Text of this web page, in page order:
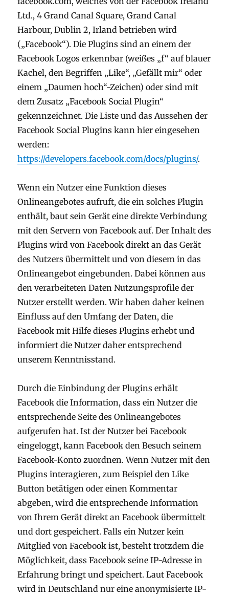
Ltd., 4 Grand Canal Square, Grand Canal
Harbour, Dublin 2, Irland betrieben wird
(„Facebook“). Die Plugins sind an einem der
Facebook Logos erkennbar (weißes „f“ auf blauer
Kachel, den Begriffen „Like“, „Gefällt mir“ oder
einem „Daumen hoch“-Zeichen) oder sind mit
dem Zusatz „Facebook Social Plugin“
gekennzeichnet. Die Liste und das Aussehen der
Facebook Social Plugins kann hier eingesehen
werden:
https://developers.facebook.com/docs/plugins/.
Wenn ein Nutzer eine Funktion dieses
Onlineangebotes aufruft, die ein solches Plugin
enthält, baut sein Gerät eine direkte Verbindung
mit den Servern von Facebook auf. Der Inhalt des
Plugins wird von Facebook direkt an das Gerät
des Nutzers übermittelt und von diesem in das
Onlineangebot eingebunden. Dabei können aus
den verarbeiteten Daten Nutzungsprofile der
Nutzer erstellt werden. Wir haben daher keinen
Einfluss auf den Umfang der Daten, die
Facebook mit Hilfe dieses Plugins erhebt und
informiert die Nutzer daher entsprechend
unserem Kenntnisstand.
Durch die Einbindung der Plugins erhält
Facebook die Information, dass ein Nutzer die
entsprechende Seite des Onlineangebotes
aufgerufen hat. Ist der Nutzer bei Facebook
eingeloggt, kann Facebook den Besuch seinem
Facebook-Konto zuordnen. Wenn Nutzer mit den
Plugins interagieren, zum Beispiel den Like
Button betätigen oder einen Kommentar
abgeben, wird die entsprechende Information
von Ihrem Gerät direkt an Facebook übermittelt
und dort gespeichert. Falls ein Nutzer kein
Mitglied von Facebook ist, besteht trotzdem die
Möglichkeit, dass Facebook seine IP-Adresse in
Erfahrung bringt und speichert. Laut Facebook
wird in Deutschland nur eine anonymisierte IP-